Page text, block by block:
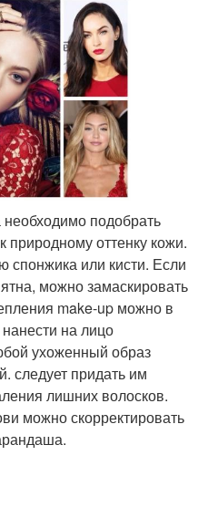
Глаза с красным
Образ макияж и
прическа
Макияж для красных
Макияж к красным
подобрать
природному оттенку кожи.
спонжика или кисти. Если
можно замаскировать
make-up можно в
на лицо
ухоженный образ
следует придать им
лишних волосков.
можно скорректировать